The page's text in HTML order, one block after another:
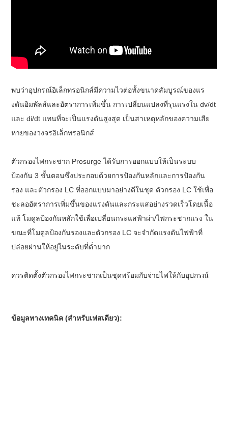
พบว่าอุปกรณ์อิเล็กทรอนิกส์มีความไวต่อทั้งขนาดสัมบูรณ์ของแร
งดันอิมพัลส์และอัตราการเพิ่มขึ้น การเปลี่ยนแปลงที่รุนแรงใน dv/dt
และ di/dt แทนที่จะเป็นแรงดันสูงสุด เป็นสาเหตุหลักของความเสีย
หายของวงจรอิเล็กทรอนิกส์
ตัวกรองไฟกระชาก Prosurge ได้รับการออกแบบให้เป็นระบบ
ป้องกัน 3 ขั้นตอนซึ่งประกอบด้วยการป้องกันหลักและการป้องกัน
รอง และตัวกรอง LC ที่ออกแบบมาอย่างดีในชุด ตัวกรอง LC ใช้เพื่อ
ชะลออัตราการเพิ่มขึ้นของแรงดันและกระแสอย่างรวดเร็วโดยเนื้อ
แท้ โมดูลป้องกันหลักใช้เพื่อเปลี่ยนกระแสฟ้าผ่า/ไฟกระชากแรง ใน
ขณะที่โมดูลป้องกันรองและตัวกรอง LC จะจำกัดแรงดันไฟฟ้าที่
ปล่อยผ่านให้อยู่ในระดับที่ต่ำมาก
ควรติดตั้งตัวกรองไฟกระชากเป็นชุดพร้อมกับจ่ายไฟให้กับอุปกรณ์
ข้อมูลทางเทคนิค (สำหรับเฟสเดียว):